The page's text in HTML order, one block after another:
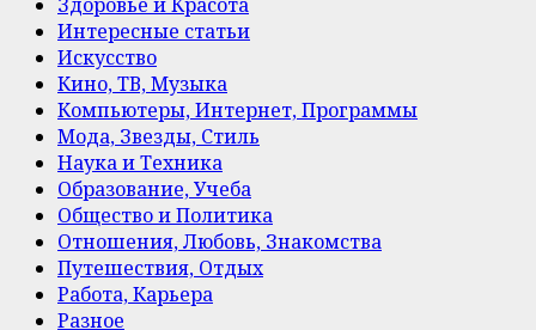
Интересные статьи
Искусство
Кино, ТВ, Музыка
Компьютеры, Интернет, Программы
Мода, Звезды, Стиль
Наука и Техника
Образование, Учеба
Общество и Политика
Отношения, Любовь, Знакомства
Путешествия, Отдых
Работа, Карьера
Разное